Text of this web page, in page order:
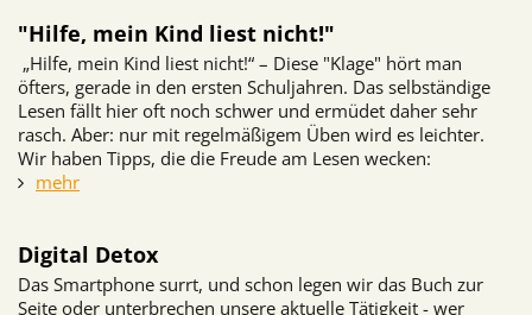
"Hilfe, mein Kind liest nicht!"
„Hilfe, mein Kind liest nicht!“ – Diese "Klage" hört man
öfters, gerade in den ersten Schuljahren. Das selbständige
Lesen fällt hier oft noch schwer und ermüdet daher sehr
rasch. Aber: nur mit regelmäßigem Üben wird es leichter.
Wir haben Tipps, die die Freude am Lesen wecken:
mehr
Digital Detox
Das Smartphone surrt, und schon legen wir das Buch zur
Seite oder unterbrechen unsere aktuelle Tätigkeit - wer